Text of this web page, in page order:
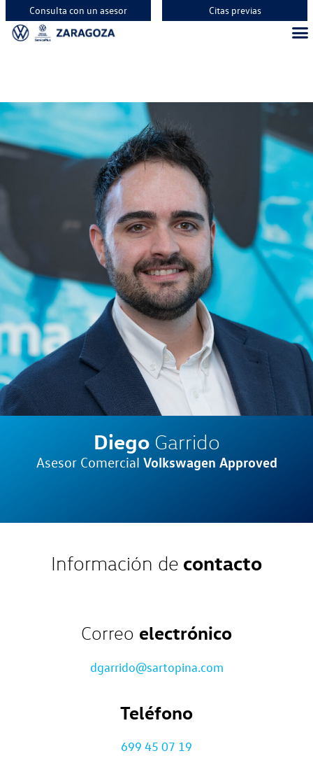
Consulta con un asesor Citas previas
Diego Garrido
Asesor Comercial Volkswagen Approved
Información de contacto
Correo electrónico
dgarrido@sartopina.com
Teléfono
699 45 07 19